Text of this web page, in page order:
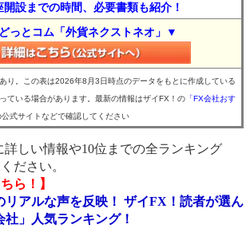
設までの時間、必要書類も紹介！
っとコム「外貨ネクストネオ」▼
り。この表は2026年8月3日時点のデータをもとに作成している
ている場合があります。最新の情報はザイFX！の 「FX会社おす
式サイトなどで確認してください
しい情報や10位までの全ランキング
ださい。
ら！】
リアルな声を反映！ ザイFX！読者が選ん
」人気ランキング！